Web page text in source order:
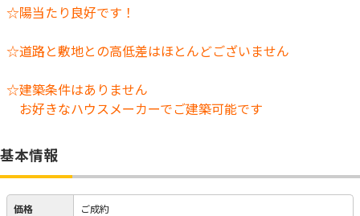
☆陽当たり良好です！
☆道路と敷地との高低差はほとんどございません
☆建築条件はありません
お好きなハウスメーカーでご建築可能です
基本情報
価格 ご成約